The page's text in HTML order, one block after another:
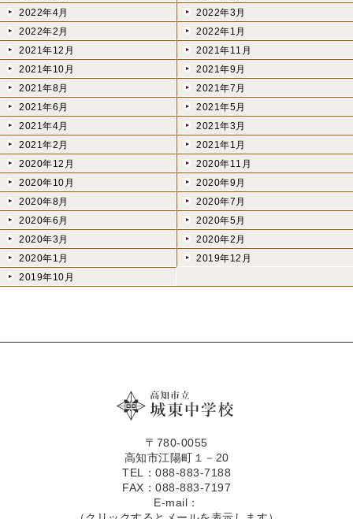
2022年4月
2022年3月
2022年2月
2022年1月
2021年12月
2021年11月
2021年10月
2021年9月
2021年8月
2021年7月
2021年6月
2021年5月
2021年4月
2021年3月
2021年2月
2021年1月
2020年12月
2020年11月
2020年10月
2020年9月
2020年8月
2020年7月
2020年6月
2020年5月
2020年3月
2020年2月
2020年1月
2019年12月
2019年10月
〒780-0055
高知市江陽町１－20
TEL：088-883-7188
FAX：088-883-7197
E-mail：